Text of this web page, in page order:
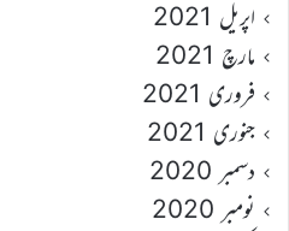
اپریل 2021
مارچ 2021
فروری 2021
جنوری 2021
دسمبر 2020
نومبر 2020